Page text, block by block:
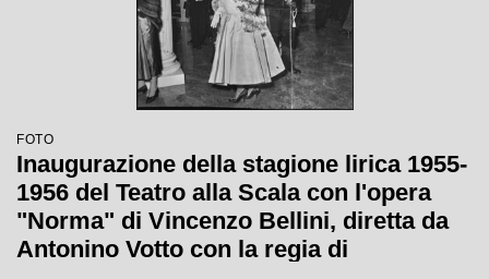
FOTO
Inaugurazione della stagione lirica 1955-
1956 del Teatro alla Scala con l'opera
"Norma" di Vincenzo Bellini, diretta da
Antonino Votto con la regia di